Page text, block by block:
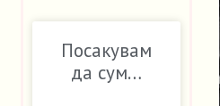
Посакувам
да сум…